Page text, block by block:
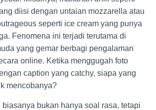
diisi dengan untaian mozzarella atau
seperti ice cream yang punya
Fenomena ini terjadi terutama di
yang gemar berbagi pengalaman
online. Ketika menggugah foto
caption yang catchy, siapa yang
mencobanya?
biasanya bukan hanya soal rasa, tetapi